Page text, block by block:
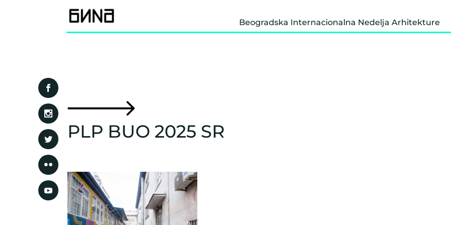
Beogradska Internacionalna Nedelja Arhitekture
PLP BUO 2025 SR